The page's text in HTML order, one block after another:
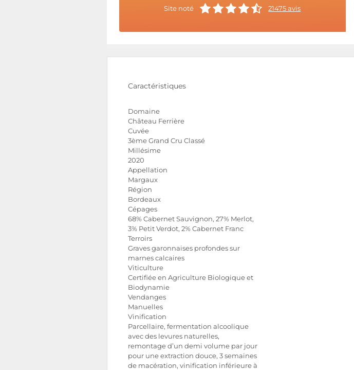
Site noté 21475 avis
Caractéristiques
Domaine
Château Ferrière
Cuvée
3ème Grand Cru Classé
Millésime
2020
Appellation
Margaux
Région
Bordeaux
Cépages
68% Cabernet Sauvignon, 27% Merlot,
3% Petit Verdot, 2% Cabernet Franc
Terroirs
Graves garonnaises profondes sur
marnes calcaires
Viticulture
Certifiée en Agriculture Biologique et
Biodynamie
Vendanges
Manuelles
Vinification
Parcellaire, fermentation alcoolique
avec des levures naturelles,
remontage d’un demi volume par jour
pour une extraction douce, 3 semaines
de macération, vinification inférieure à